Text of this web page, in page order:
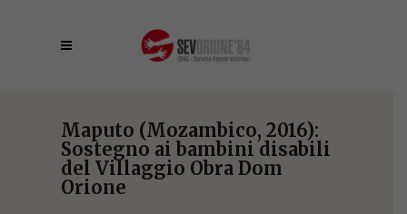
Maputo (Mozambico, 2016):
Sostegno ai bambini disabili
del Villaggio Obra Dom
Orione